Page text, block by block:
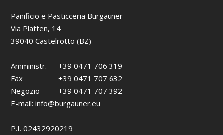
Panificio e Pasticceria Burgauner
Via Platten, 14
39040 Castelrotto (BZ)
Amministr.
+39 0471 706 319
Fax
+39 0471 707 632
Negozio
+39 0471 707 392
E-mail:info@burgauner.eu
P.I. 02432920219